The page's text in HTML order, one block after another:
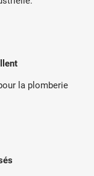
la plomberie